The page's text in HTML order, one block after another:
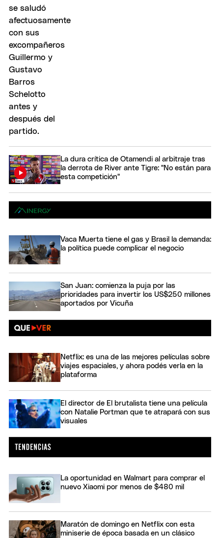
La dura crítica de Otamendi al arbitraje tras
la derrota de River ante Tigre: "No están para
esta competición"
Vaca Muerta tiene el gas y Brasil la demanda:
la política puede complicar el negocio
San Juan: comienza la puja por las
prioridades para invertir los US$250 millones
aportados por Vicuña
Netflix: es una de las mejores películas sobre
viajes espaciales, y ahora podés verla en la
plataforma
El director de El brutalista tiene una película
con Natalie Portman que te atrapará con sus
visuales
La oportunidad en Walmart para comprar el
nuevo Xiaomi por menos de $480 mil
Maratón de domingo en Netflix con esta
miniserie de época basada en un clásico